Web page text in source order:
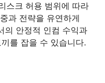
스크 허용 범위에 따라
과 전략을 유연하게
의 안정적 인컴 수익과
를 잡을 수 있습니다.